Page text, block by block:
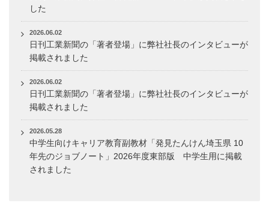
した
2026.06.02
日刊工業新聞の「著者登場」に弊社社長のインタビューが
掲載されました
2026.06.02
日刊工業新聞の「著者登場」に弊社社長のインタビューが
掲載されました
2026.05.28
中学生向けキャリア教育副教材「発見たんけん埼玉県 10
年先のジョブノート」2026年度東部版 中学生用に掲載
されました